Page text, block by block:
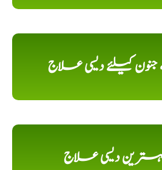
جنون کیلئے دیسی علاج
دیسی علاج